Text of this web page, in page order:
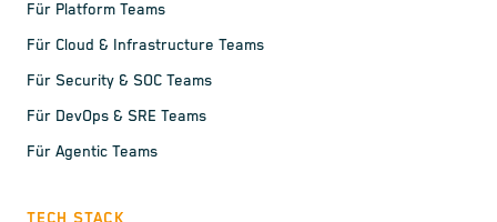
Für Platform Teams
Für Cloud & Infrastructure Teams
Für Security & SOC Teams
Für DevOps & SRE Teams
Für Agentic Teams